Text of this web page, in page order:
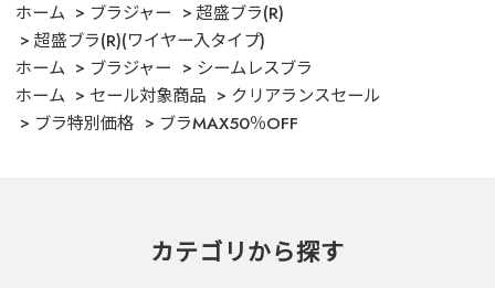
ホーム
ブラジャー
超盛ブラ(R)
超盛ブラ(R)(ワイヤー入タイプ)
ホーム
ブラジャー
シームレスブラ
ホーム
セール対象商品
クリアランスセール
ブラ特別価格
ブラMAX50％OFF
カテゴリから探す